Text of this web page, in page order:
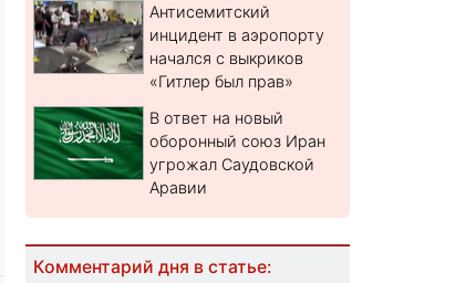
Антисемитский
инцидент в аэропорту
начался с выкриков
«Гитлер был прав»
В ответ на новый
оборонный союз Иран
угрожал Саудовской
Аравии
Комментарий дня в статье: